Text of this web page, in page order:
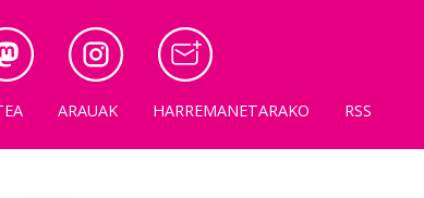
ARAUAK HARREMANETARAKO RSS